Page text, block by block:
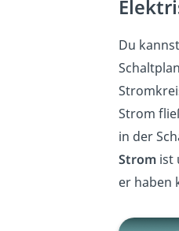
Du
Strom
in der
Stromist
er haben